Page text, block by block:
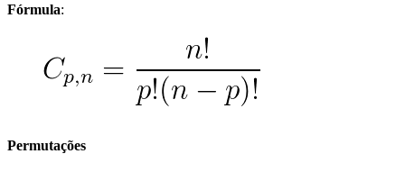
Fórmula:
Permutações